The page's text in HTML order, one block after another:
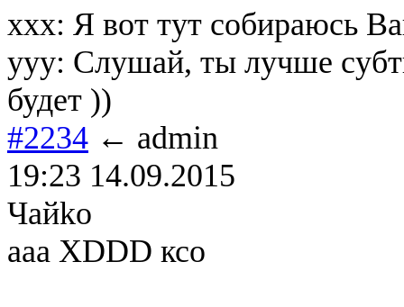
ххх: Я вот тут собираюсь
ууу: Слушай, ты лучше
будет ))
#2234 ← admin
19:23 14.09.2015
Чайko
ааа XDDD ксо